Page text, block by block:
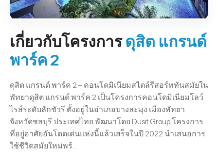
เกี่ยวกับโครงการดุสิต แกรนด์
พาร์ค 2
ดุสิต แกรนด์ พาร์ค 2 – คอนโดมิเนียมสไตล์รีสอร์ททันสมัยใน
พัทยาดุสิต แกรนด์ พาร์ค 2 เป็นโครงการคอนโดมิเนียมโลว์
ไรส์ระดับลักชัวรี ตั้งอยู่ในอำเภอบางละมุง เมืองพัทยา
จังหวัดชลบุรี ประเทศไทย พัฒนาโดย Dusit Group โครงการ
ที่อยู่อาศัยอันโดดเด่นแห่งนี้แล้วเสร็จในปี 2022 นำเสนอการ
ใช้ชีวิตสมัยใหม่พร้...